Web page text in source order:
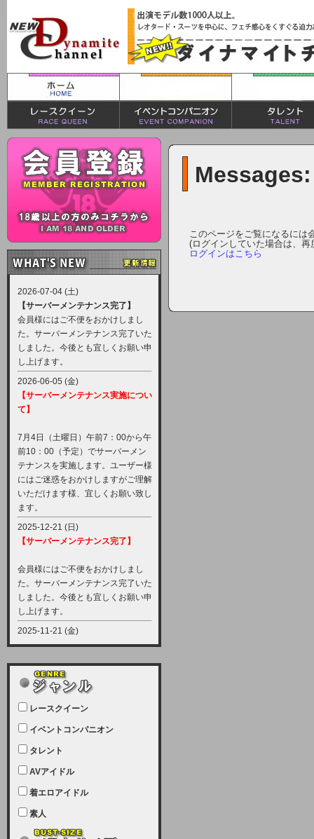
2026-07-04 (土)
【サーバーメンテナンス完了】
会員様にはご不便をおかけしまし
た。サーバーメンテナンス完了いた
しました。今後とも宜しくお願い申
し上げます。
2026-06-05 (金)
【サーバーメンテナンス実施につい
て】
7月4日（土曜日）午前7：00から午
前10：00（予定）でサーバーメン
テナンスを実施します。ユーザー様
にはご迷惑をおかけしますがご理解
いただけます様、宜しくお願い致し
ます。
2025-12-21 (日)
【サーバーメンテナンス完了】
会員様にはご不便をおかけしまし
た。サーバーメンテナンス完了いた
しました。今後とも宜しくお願い申
し上げます。
2025-11-21 (金)
【サーバーメンテナンス実施につい
12月21日（日曜日）午前9：00か
ら午前11：00（予定）でサーバー
メンテナンスを実施します。ユーザ
ー様にはご迷惑をおかけしますがご
理解いただけます様、宜しくお願い
致します。
2025-07-05 (土)
【サーバーメンテナンス完了のお知
本日、サーバーメンテナンスのため
レースクイーン
イベントコンパニオン
タレント
AVアイドル
着エロアイドル
素人
Messages:
このページをご覧になるには
(ログインしていた場合は、
ログインはこちら